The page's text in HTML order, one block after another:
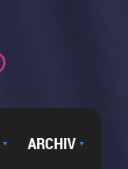
▼ ARCHIV ▼